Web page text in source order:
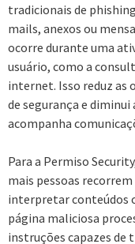
tradicionais de
mails, anexos ou
ocorre durante uma
usuário, como a
internet. Isso reduz as
de segurança e
acompanha
Para a Permiso
mais pessoas
interpretar conteúdos
página maliciosa
instruções capazes